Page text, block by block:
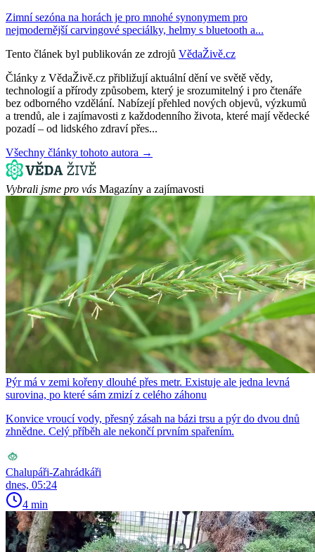
Zimní sezóna na horách je pro mnohé synonymem pro
nejmodernější carvingové speciálky, helmy s bluetooth a...
Tento článek byl publikován ze zdrojů VědaŽivě.cz
Články z VědaŽivě.cz přibližují aktuální dění ve světě vědy,
technologií a přírody způsobem, který je srozumitelný i pro čtenáře
bez odborného vzdělání. Nabízejí přehled nových objevů, výzkumů
a trendů, ale i zajímavosti z každodenního života, které mají vědecké
pozadí – od lidského zdraví přes...
Všechny články tohoto autora →
Vybrali jsme pro vás Magazíny a zajímavosti
Pýr má v zemi kořeny dlouhé přes metr. Existuje ale jedna levná
surovina, po které sám zmizí z celého záhonu
Konvice vroucí vody, přesný zásah na bázi trsu a pýr do dvou dnů
zhnědne. Celý příběh ale nekončí prvním spařením.
Chalupáři-Zahrádkáři
dnes, 05:24
4 min